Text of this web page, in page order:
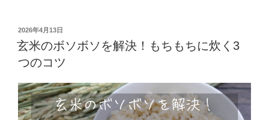
投
稿
日:
2026年4月13日
玄米のボソボソを解決！もちもちに炊く3
つのコツ